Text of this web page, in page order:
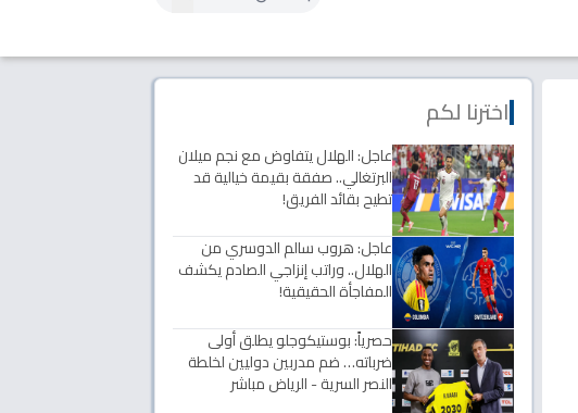
اخترنا لكم
عاجل: الهلال يتفاوض مع نجم ميلان
البرتغالي.. صفقة بقيمة خيالية قد
تطيح بقائد الفريق!
عاجل: هروب سالم الدوسري من
الهلال.. وراتب إنزاجي الصادم يكشف
المفاجأة الحقيقية!
حصرياً: بوستيكوجلو يطلق أولى
ضرباته… ضم مدربين دوليين لخلطة
النصر السرية - الرياض مباشر